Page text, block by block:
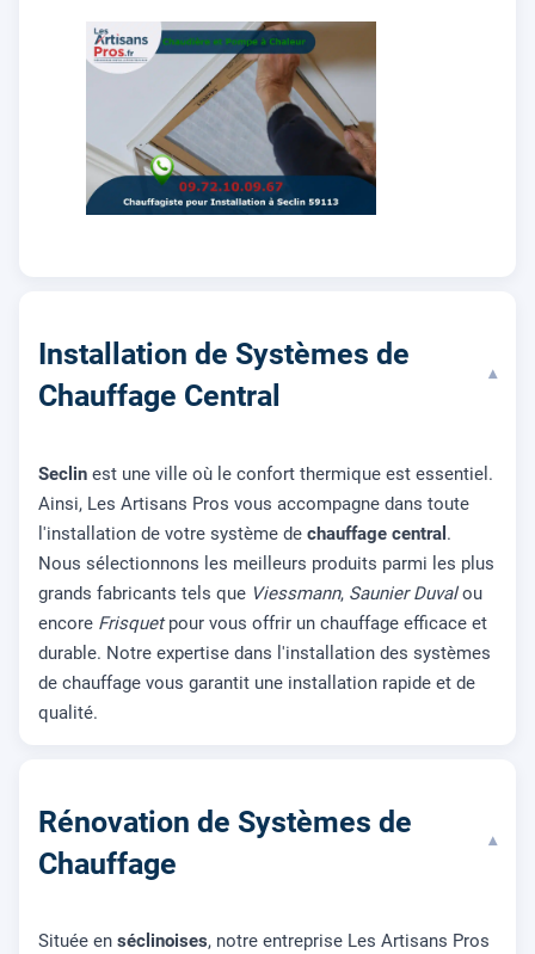
Installation de Systèmes de
Chauffage Central
▾
Seclin est une ville où le confort thermique est essentiel.
Ainsi, Les Artisans Pros vous accompagne dans toute
l'installation de votre système de chauffage central .
Nous sélectionnons les meilleurs produits parmi les plus
grands fabricants tels que Viessmann, Saunier Duvalou
encore Frisquetpour vous offrir un chauffage efficace et
durable. Notre expertise dans l'installation des systèmes
de chauffage vous garantit une installation rapide et de
qualité.
Rénovation de Systèmes de
Chauffage
▾
Située en séclinoises, notre entreprise Les Artisans Pros